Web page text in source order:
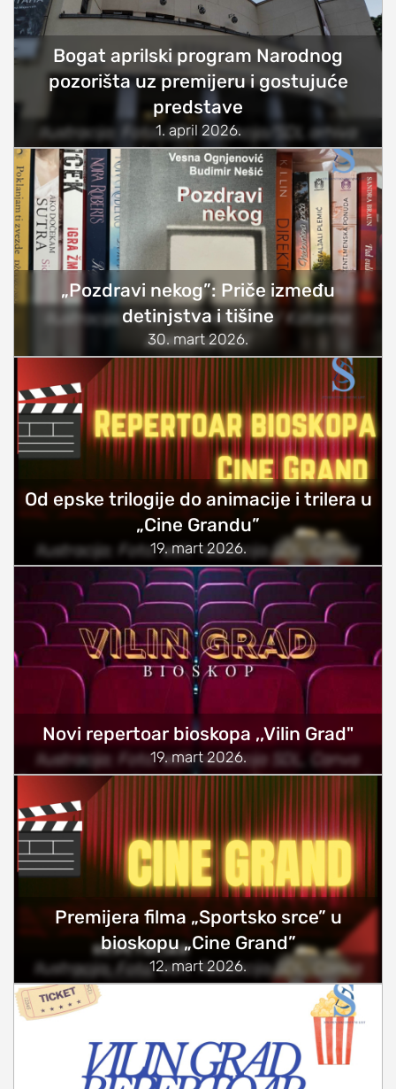
Ilustracija; Foto: SDL redakcija/SDL arhiva
Bogat aprilski program Narodnog
pozorišta uz premijeru i gostujuće
predstave
1. april 2026.
Ilustracija; Foto: SDL redakcija/ Katarina
Aleksandrović
„Pozdravi nekog”: Priče između
detinjstva i tišine
30. mart 2026.
Ilustracija; Foto, edit: redakcija SDL, Canva
Od epske trilogije do animacije i trilera u
„Cine Grandu”
19. mart 2026.
Ilustracija; Foto, edit: redakcija SDL, Canva
Novi repertoar bioskopa ,,Vilin Grad"
19. mart 2026.
Ilustracija; Foto, edit: Redakcija SDL, Canva
Premijera filma „Sportsko srce” u
bioskopu „Cine Grand”
12. mart 2026.